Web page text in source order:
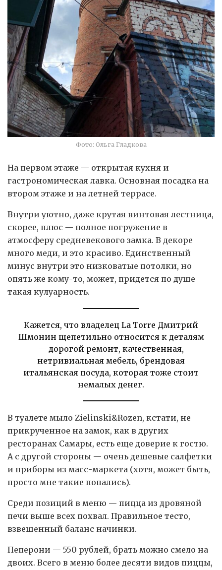
Фото: Ольга Гладкова
На первом этаже — открытая кухня и
гастрономическая лавка. Основная посадка на
втором этаже и на летней террасе.
Внутри уютно, даже крутая винтовая лестница,
скорее, плюс — полное погружение в
атмосферу средневекового замка. В декоре
много меди, и это красиво. Единственный
минус внутри это низковатые потолки, но
опять же кому-то, может, придется по душе
такая кулуарность.
Кажется, что владелец La Torre Дмитрий
Шмонин щепетильно относится к деталям
— дорогой ремонт, качественная,
нетривиальная мебель, брендовая
итальянская посуда, которая тоже стоит
немалых денег.
В туалете мыло Zielinski&Rozen, кстати, не
прикрученное на замок, как в других
ресторанах Самары, есть еще доверие к гостю.
А с другой стороны — очень дешевые салфетки
и приборы из масс-маркета (хотя, может быть,
просто мне такие попались).
Среди позиций в меню — пицца из дровяной
печи выше всех похвал. Правильное тесто,
взвешенный баланс начинки.
Пеперони — 550 рублей, брать можно смело на
двоих. Всего в меню более десяти видов пиццы,